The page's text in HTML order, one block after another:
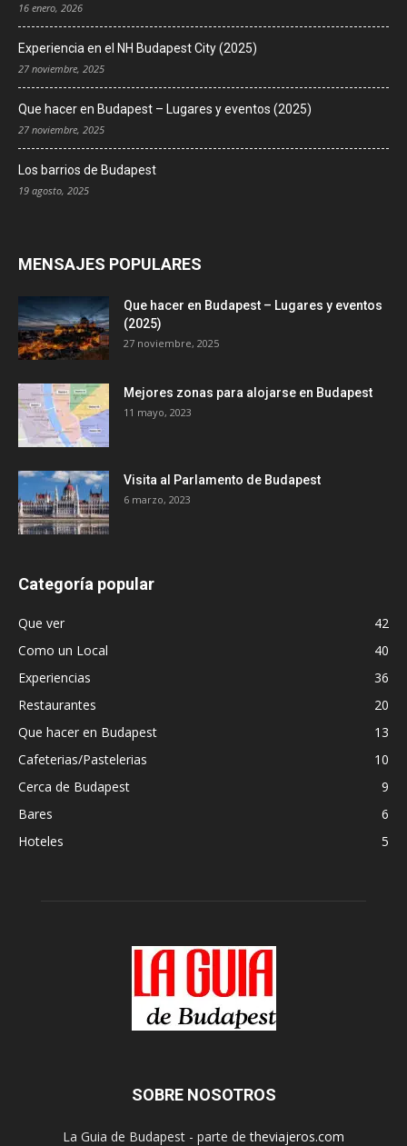
16 enero, 2026
Experiencia en el NH Budapest City (2025)
27 noviembre, 2025
Que hacer en Budapest – Lugares y eventos (2025)
27 noviembre, 2025
Los barrios de Budapest
19 agosto, 2025
MENSAJES POPULARES
Que hacer en Budapest – Lugares y eventos
(2025)
27 noviembre, 2025
Mejores zonas para alojarse en Budapest
11 mayo, 2023
Visita al Parlamento de Budapest
6 marzo, 2023
Categoría popular
Que ver
42
Como un Local
40
Experiencias
36
Restaurantes
20
Que hacer en Budapest
13
Cafeterias/Pastelerias
10
Cerca de Budapest
9
Bares
6
Hoteles
5
SOBRE NOSOTROS
La Guia de Budapest - parte detheviajeros.com